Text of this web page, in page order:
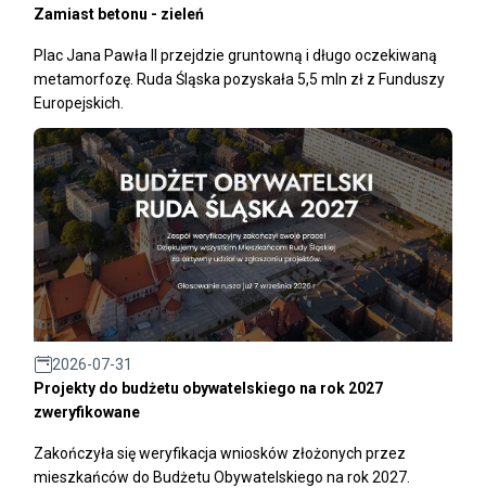
Zamiast betonu - zieleń
Plac Jana Pawła II przejdzie gruntowną i długo oczekiwaną
metamorfozę. Ruda Śląska pozyskała 5,5 mln zł z Funduszy
Europejskich.
2026-07-31
Projekty do budżetu obywatelskiego na rok 2027
zweryfikowane
Zakończyła się weryfikacja wniosków złożonych przez
mieszkańców do Budżetu Obywatelskiego na rok 2027.